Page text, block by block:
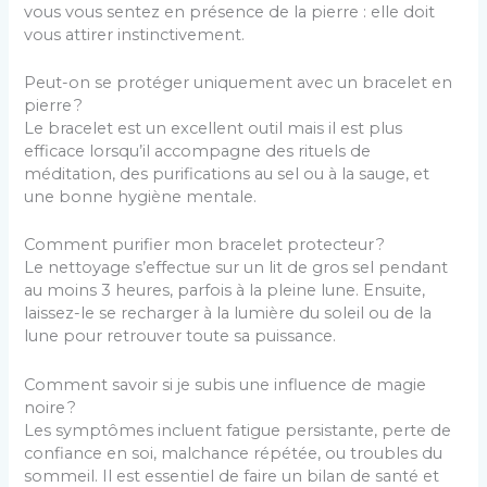
vous vous sentez en présence de la pierre : elle doit
vous attirer instinctivement.
Peut-on se protéger uniquement avec un bracelet en
pierre ?
Le bracelet est un excellent outil mais il est plus
efficace lorsqu’il accompagne des rituels de
méditation, des purifications au sel ou à la sauge, et
une bonne hygiène mentale.
Comment purifier mon bracelet protecteur ?
Le nettoyage s’effectue sur un lit de gros sel pendant
au moins 3 heures, parfois à la pleine lune. Ensuite,
laissez-le se recharger à la lumière du soleil ou de la
lune pour retrouver toute sa puissance.
Comment savoir si je subis une influence de magie
noire ?
Les symptômes incluent fatigue persistante, perte de
confiance en soi, malchance répétée, ou troubles du
sommeil. Il est essentiel de faire un bilan de santé et